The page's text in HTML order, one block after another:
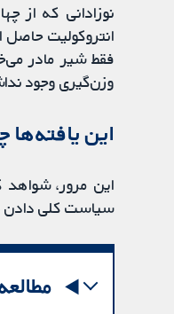
نوزادانی که از
انتروکولیت
فقط شیر مادر
وزن‌گیری وجود
این یافته‌ها
این مرور،
سیاست کلی دادن